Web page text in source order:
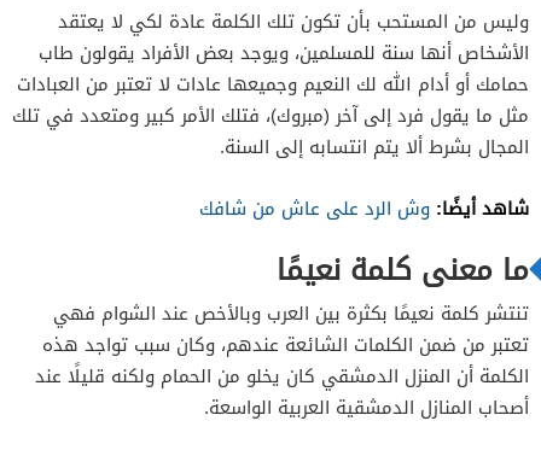
وليس من المستحب بأن تكون تلك الكلمة عادة لكي لا يعتقد
الأشخاص أنها سنة للمسلمين، ويوجد بعض الأفراد يقولون طاب
حمامك أو أدام الله لك النعيم وجميعها عادات لا تعتبر من العبادات
مثل ما يقول فرد إلى آخر (مبروك)، فتلك الأمر كبير ومتعدد في تلك
المجال بشرط ألا يتم انتسابه إلى السنة.
شاهد أيضًا: وش الرد على عاش من شافك
ما معنى كلمة نعيمًا
تنتشر كلمة نعيمًا بكثرة بين العرب وبالأخص عند الشوام فهي
تعتبر من ضمن الكلمات الشائعة عندهم، وكان سبب تواجد هذه
الكلمة أن المنزل الدمشقي كان يخلو من الحمام ولكنه قليلًا عند
أصحاب المنازل الدمشقية العربية الواسعة.